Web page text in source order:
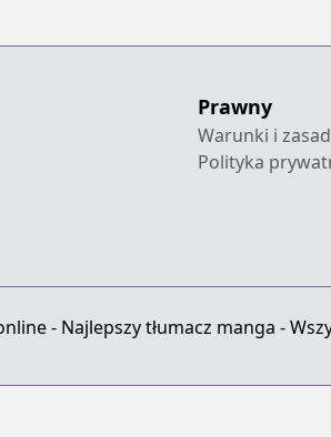
Prawny
Warunki i
Polityka
- Najlepszy tłumacz manga -